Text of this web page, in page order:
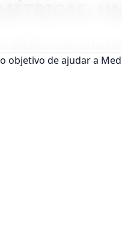
objetivo de ajudar a